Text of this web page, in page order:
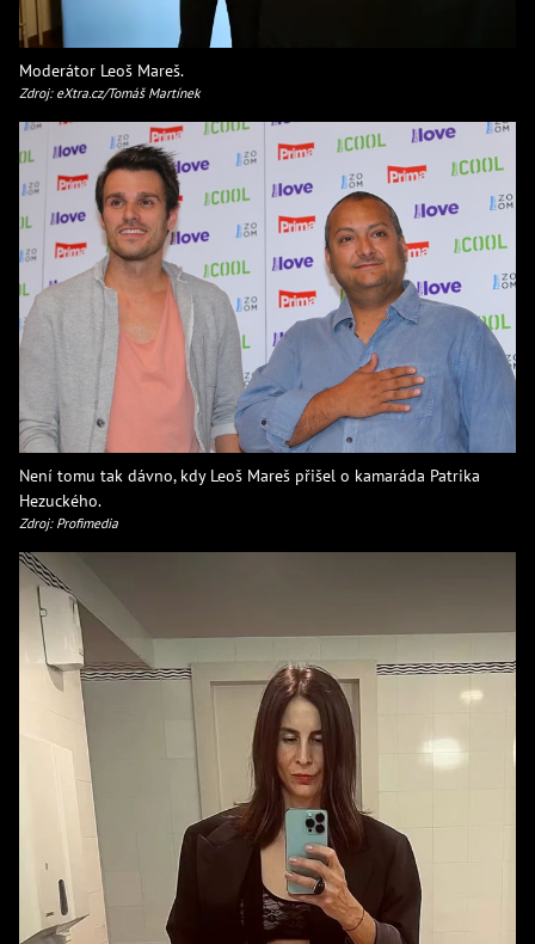
Moderátor Leoš Mareš.
Zdroj: eXtra.cz/Tomáš Martínek
Není tomu tak dávno, kdy Leoš Mareš přišel o kamaráda Patrika
Hezuckého.
Zdroj: Profimedia